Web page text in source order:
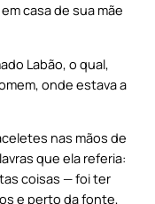
casa de sua mãe
Labão, o qual,
onde estava a
nas mãos de
que ela referia:
coisas — foi ter
e perto da fonte,